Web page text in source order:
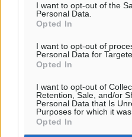
I want to opt-out of the
Personal Data.
Opted In
I want to opt-out of
Personal Data for
Opted In
I want to opt-out of
Retention, Sale, and/or
Personal Data that Is
Purposes for which it was
Opted In
Με 13,1% κάλυψη
συμβάσεις, η Ελλάδα
Στο νοσοκομείο της
Τοπικές Ειδήσεις• πριν 2 ώρες
Φώτης Γιαννακός στον